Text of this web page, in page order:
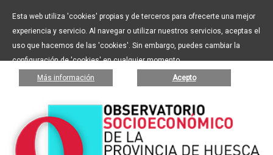
Esta web utiliza 'cookies' propias y de terceros para ofrecerte una mejor
experiencia y servicio. Al navegar o utilizar nuestros servicios, aceptas el
uso que hacemos de las 'cookies'. Sin embargo, puedes cambiar la
configuración de 'cookies' en cualquier momento.
Más información Acepto